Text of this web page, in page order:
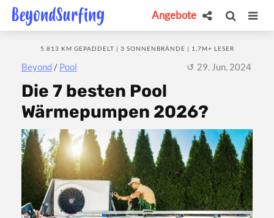
Angebote
Beyond / Pool
5.813 KM GEPADDELT | 3 SONNENBRÄNDE | 1,7M+ LESER
29. Jun. 2024
Die 7 besten Pool
Wärmepumpen 2026?